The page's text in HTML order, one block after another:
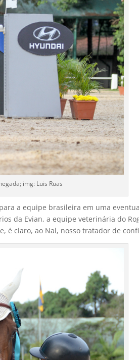
img: Luis Ruas
a equipe brasileira em uma
da Evian, a equipe veterinária do
é claro, ao Nal, nosso tratador de